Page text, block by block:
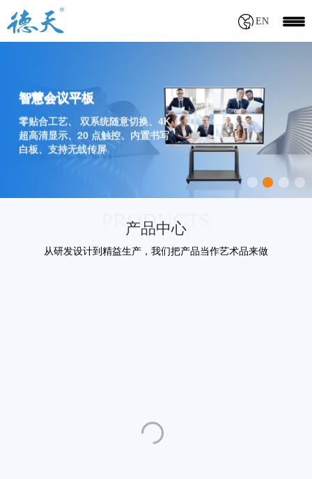
EN
智慧会议平板
零贴合工艺、 双系统随意切换、4K
超高清显示、20 点触控、内置书写
白板、支持无线传屏
PRODUCTS
产品中心
从研发设计到精益生产，我们把产品当作艺术品来做